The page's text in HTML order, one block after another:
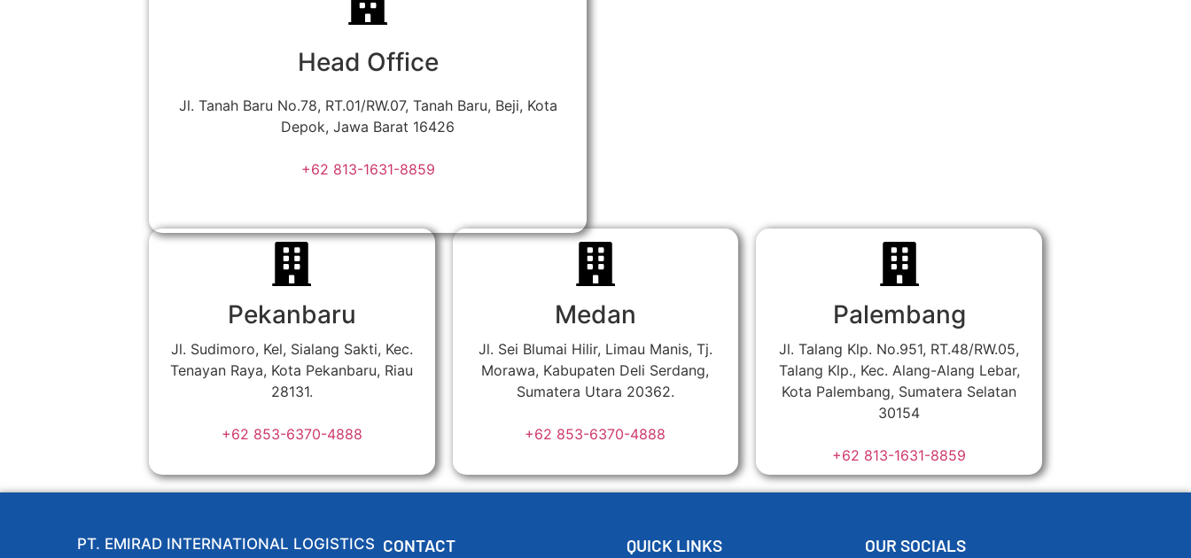
Head Office
Jl. Tanah Baru No.78, RT.01/RW.07, Tanah Baru, Beji, Kota
Depok, Jawa Barat 16426
+62 813-1631-8859
Pekanbaru
Jl. Sudimoro, Kel, Sialang Sakti, Kec.
Tenayan Raya, Kota Pekanbaru, Riau
28131.
+62 853-6370-4888
Medan
Jl. Sei Blumai Hilir, Limau Manis, Tj.
Morawa, Kabupaten Deli Serdang,
Sumatera Utara 20362.
+62 853-6370-4888
Palembang
Jl. Talang Klp. No.951, RT.48/RW.05,
Talang Klp., Kec. Alang-Alang Lebar,
Kota Palembang, Sumatera Selatan
30154
+62 813-1631-8859
PT. EMIRAD INTERNATIONAL LOGISTICS CONTACT QUICK LINKS OUR SOCIALS